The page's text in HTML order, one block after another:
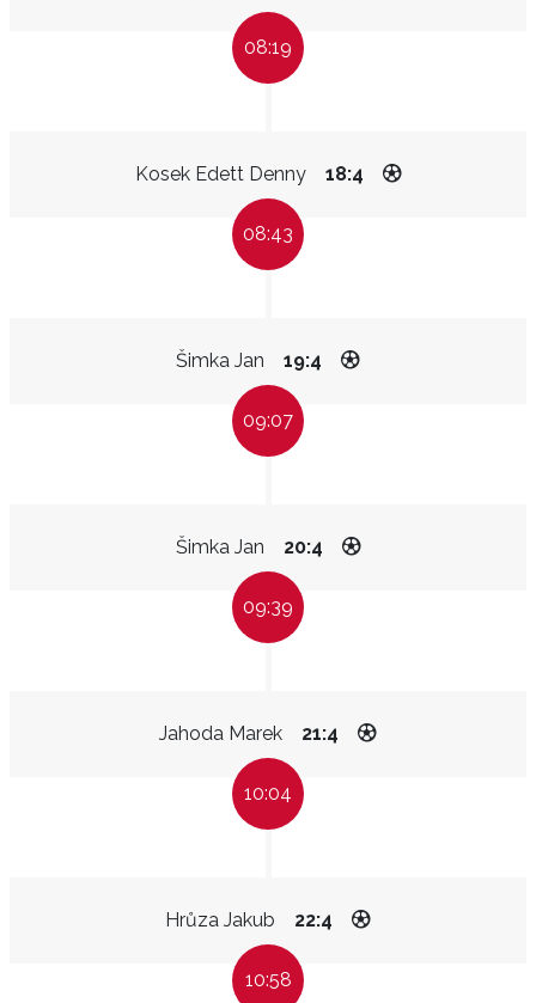
08:19
Kosek Edett Denny 18:4
08:43
Šimka Jan 19:4
09:07
Šimka Jan 20:4
09:39
Jahoda Marek 21:4
10:04
Hrůza Jakub 22:4
10:58